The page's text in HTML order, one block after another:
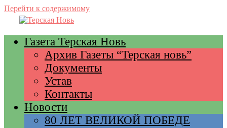
Перейти к содержимому
Газета Терская Новь
Архив Газеты “Терская новь”
Документы
Устав
Контакты
Новости
80 ЛЕТ ВЕЛИКОЙ ПОБЕДЕ